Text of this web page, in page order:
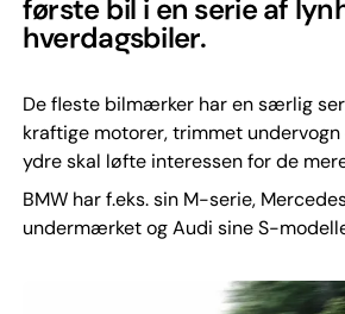
første bil i en serie af
hverdagsbiler.
De fleste bilmærker har en særlig
kraftige motorer, trimmet
ydre skal løfte interessen for de
BMW har f.eks. sin M-serie,
undermærket og Audi sine S-